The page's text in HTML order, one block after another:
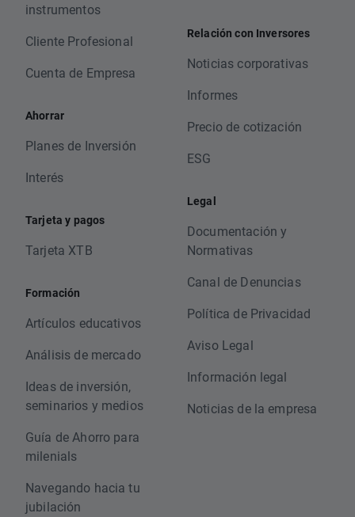
instrumentos
Cliente Profesional
Cuenta de Empresa
Ahorrar
Planes de Inversión
Interés
Tarjeta y pagos
Tarjeta XTB
Formación
Artículos educativos
Análisis de mercado
Ideas de inversión,
seminarios y medios
Guía de Ahorro para
milenials
Navegando hacia tu
jubilación
Relación con Inversores
Noticias corporativas
Informes
Precio de cotización
ESG
Legal
Documentación y
Normativas
Canal de Denuncias
Política de Privacidad
Aviso Legal
Información legal
Noticias de la empresa